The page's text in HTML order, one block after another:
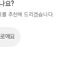
요?
추천해 드리겠습니다.
예요